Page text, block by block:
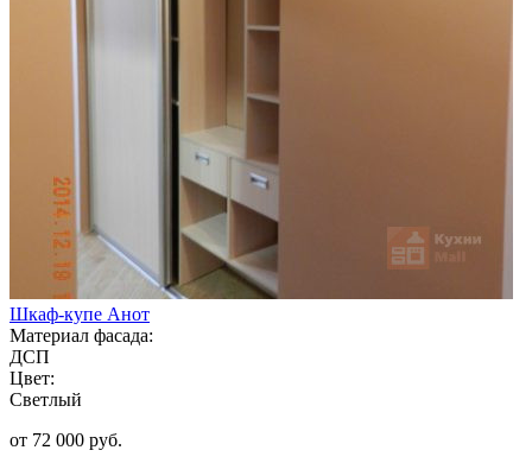
Шкаф-купе Анот
Материал фасада:
ДСП
Цвет:
Светлый
от 72 000 руб.